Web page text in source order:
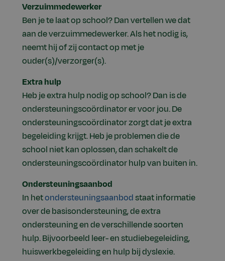
Verzuimmedewerker
Ben je te laat op school? Dan vertellen we dat
aan de verzuimmedewerker. Als het nodig is,
neemt hij of zij contact op met je
ouder(s)/verzorger(s).
Extra hulp
Heb je extra hulp nodig op school? Dan is de
ondersteuningscoördinator er voor jou. De
ondersteuningscoördinator zorgt dat je extra
begeleiding krijgt. Heb je problemen die de
school niet kan oplossen, dan schakelt de
ondersteuningscoördinator hulp van buiten in.
Ondersteuningsaanbod
In hetondersteuningsaanbodstaat informatie
over de basisondersteuning, de extra
ondersteuning en de verschillende soorten
hulp. Bijvoorbeeld leer- en studiebegeleiding,
huiswerkbegeleiding en hulp bij dyslexie.